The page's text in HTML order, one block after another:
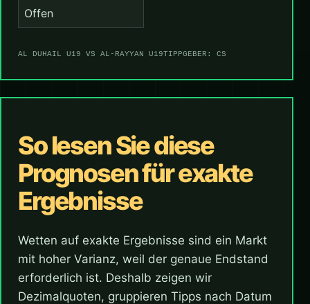
Offen
AL DUHAIL U19 VS AL-RAYYAN U19TIPPGEBER: CS
So lesen Sie diese
Prognosen für exakte
Ergebnisse
Wetten auf exakte Ergebnisse sind ein Markt
mit hoher Varianz, weil der genaue Endstand
erforderlich ist. Deshalb zeigen wir
Dezimalquoten, gruppieren Tipps nach Datum